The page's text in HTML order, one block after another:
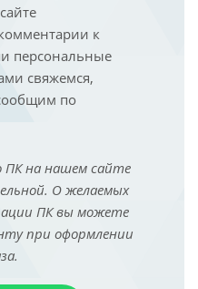
к
персональные
свяжемся,
по
ПК на нашем сайте
О желаемых
ПК вы можете
при оформлении